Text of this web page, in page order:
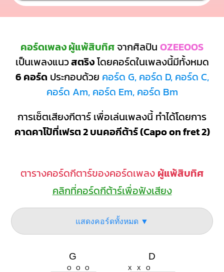
คอร์ดเพลง ผู้แพ้สิบทิศ จากศิลปิน OZEEOOS
เป็นเพลงแนวสตริงโดยคอร์ดในเพลงนี้มีทั้งหมด
6 คอร์ด ประกอบด้วย คอร์ด G, คอร์ด D, คอร์ด C,
คอร์ด Am, คอร์ด Em, คอร์ด Bm
การเซ็ตเสียงกีตาร์ เพื่อเล่นเพลงนี้ ทำได้โดยการ
คาดคาโป้ที่เฟรต 2 บนคอกีต้าร์ (Capo on fret 2)
ตารางคอร์ดกีตาร์ของคอร์ดเพลง ผู้แพ้สิบทิศ
คลิกที่คอร์ดกีต้าร์เพื่อฟังเสียง
แสดงคอร์ดทั้งหมด ▼
G
O O O
D
X X O